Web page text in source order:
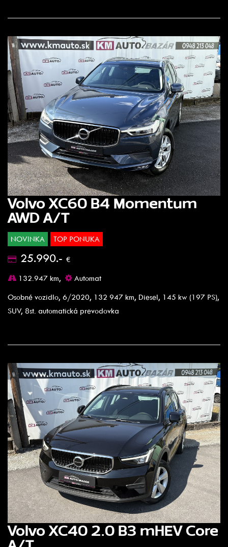
Volvo XC60 B4 Momentum
AWD A/T
NOVINKA TOP PONUKA
25.990.- €
132.947 km,
Automat
Osobné vozidlo, 6/2020, 132 947 km, Diesel, 145 kw (197 PS),
SUV, 8st. automatická prevodovka
Volvo XC40 2.0 B3 mHEV Core